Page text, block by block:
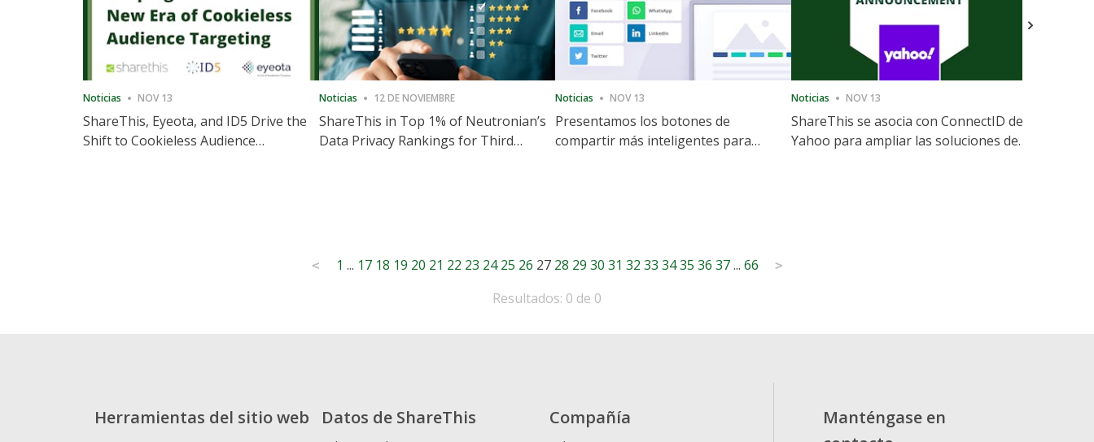
Noticias NOV 13
ShareThis, Eyeota, and ID5 Drive the
Shift to Cookieless Audience
Noticias 12 DE NOVIEMBRE
ShareThis in Top 1% of Neutronian’s
Data Privacy Rankings for Third
Noticias NOV 13
Presentamos los botones de
compartir más inteligentes para
Noticias NOV 13
ShareThis se asocia con ConnectID de
Yahoo para ampliar las soluciones de
< 1 ... 17 18 19 20 21 22 23 24 25 26 27 28 29 30 31 32 33 34 35 36 37 ... 66 >
Resultados: 0 de 0
Herramientas del sitio web Datos de ShareThis Compañía
Manténgase en